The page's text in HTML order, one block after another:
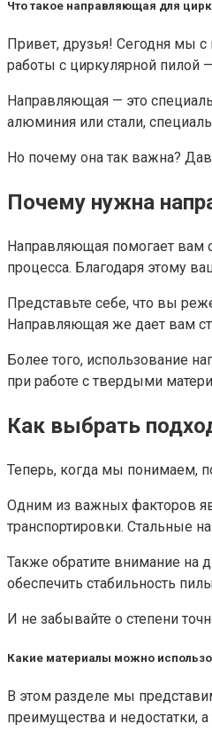
Что такое направляющая для
Привет, друзья! Сегодня мы
работы с циркулярной пилой
Направляющая — это
алюминия или стали,
Но почему она так важна?
Почему нужна
Направляющая помогает вам
процесса. Благодаря этому
Представьте себе, что вы
Направляющая же дает вам
Более того, использование
при работе с твердыми
Как выбрать
Теперь, когда мы понимаем,
Одним из важных факторов
транспортировки. Стальные
Также обратите внимание на
обеспечить стабильность
И не забывайте о степени
Какие материалы можно
В этом разделе мы
преимущества и недостатки,